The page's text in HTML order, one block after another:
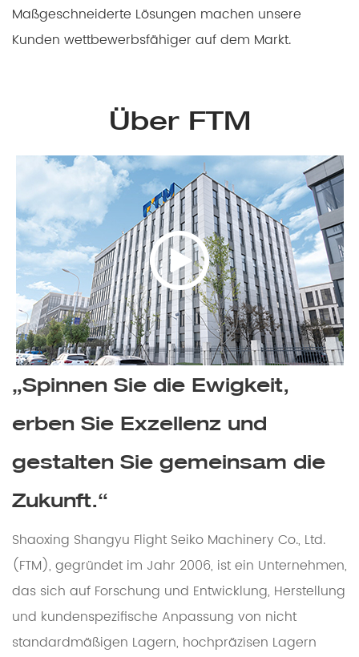
Maßgeschneiderte Lösungen machen unsere
Kunden wettbewerbsfähiger auf dem Markt.
Über FTM
„Spinnen Sie die Ewigkeit,
erben Sie Exzellenz und
gestalten Sie gemeinsam die
Zukunft.“
Shaoxing Shangyu Flight Seiko Machinery Co., Ltd.
(FTM), gegründet im Jahr 2006, ist ein Unternehmen,
das sich auf Forschung und Entwicklung, Herstellung
und kundenspezifische Anpassung von nicht
standardmäßigen Lagern, hochpräzisen Lagern